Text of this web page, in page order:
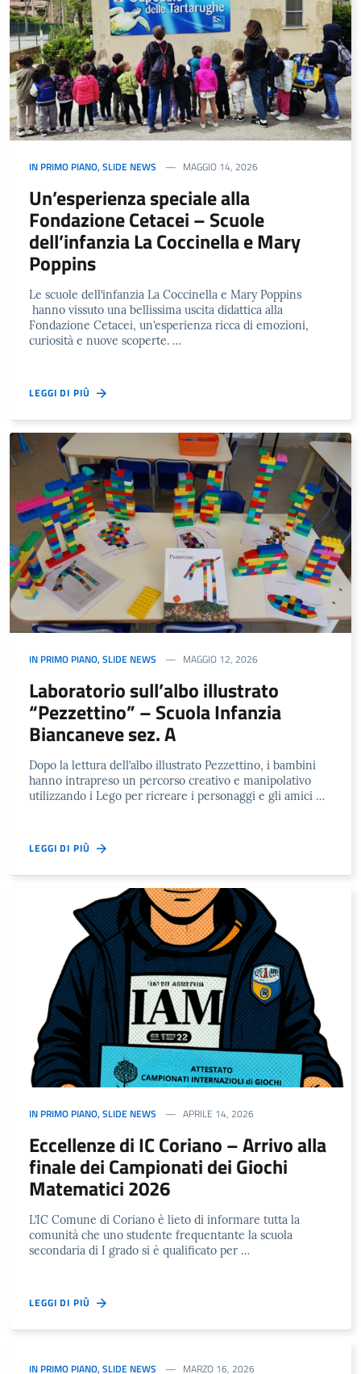
IN PRIMO PIANO, SLIDE NEWS MAGGIO 14, 2026
Un’esperienza speciale alla
Fondazione Cetacei – Scuole
dell’infanzia La Coccinella e Mary
Poppins
Le scuole dell’infanzia La Coccinella e Mary Poppins
hanno vissuto una bellissima uscita didattica alla
Fondazione Cetacei, un’esperienza ricca di emozioni,
curiosità e nuove scoperte. …
LEGGI DI PIÙ
IN PRIMO PIANO, SLIDE NEWS MAGGIO 12, 2026
Laboratorio sull’albo illustrato
“Pezzettino” – Scuola Infanzia
Biancaneve sez. A
Dopo la lettura dell’albo illustrato Pezzettino, i bambini
hanno intrapreso un percorso creativo e manipolativo
utilizzando i Lego per ricreare i personaggi e gli amici …
LEGGI DI PIÙ
IN PRIMO PIANO, SLIDE NEWS APRILE 14, 2026
Eccellenze di IC Coriano – Arrivo alla
finale dei Campionati dei Giochi
Matematici 2026
L’IC Comune di Coriano è lieto di informare tutta la
comunità che uno studente frequentante la scuola
secondaria di I grado si è qualificato per …
LEGGI DI PIÙ
IN PRIMO PIANO, SLIDE NEWS MARZO 16, 2026